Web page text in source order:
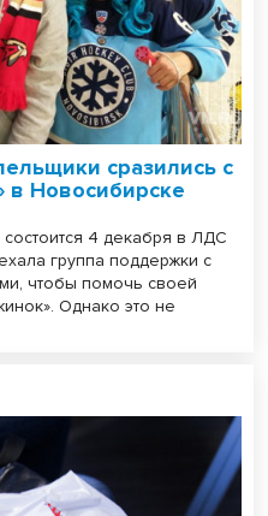
сразились с
в Новосибирске
4 декабря в ЛДС
группа поддержки с
чтобы помочь своей
Однако это не